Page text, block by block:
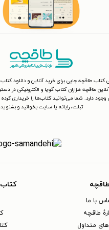
کتاب طاقچه جایی برای خرید آنلاین و دانلود
طاقچه هزاران کتاب گویا و الکترونیکی در
دارد. شما می‌توانید کتاب‌ها را خریداری کرده
تبلت، رایانه یا سایت بخوانید و
طاقچه
با ما
طاقچه
متداول